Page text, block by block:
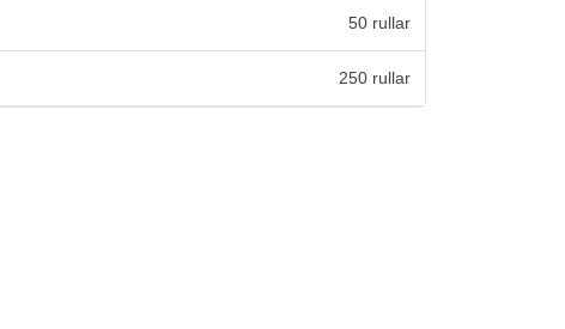
50 rullar
250 rullar